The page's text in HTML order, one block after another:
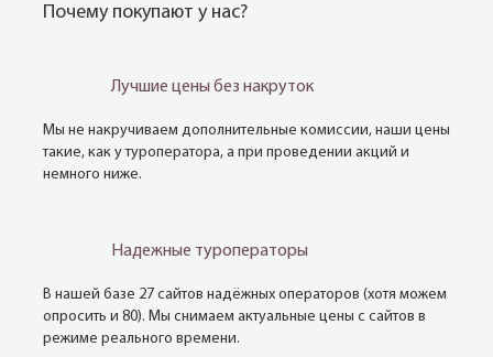
Почему покупают у нас?
Лучшие цены без накруток
Мы не накручиваем дополнительные комиссии, наши цены
такие, как у туроператора, а при проведении акций и
немного ниже.
Надежные туроператоры
В нашей базе 27 сайтов надёжных операторов (хотя можем
опросить и 80). Мы снимаем актуальные цены с сайтов в
режиме реального времени.